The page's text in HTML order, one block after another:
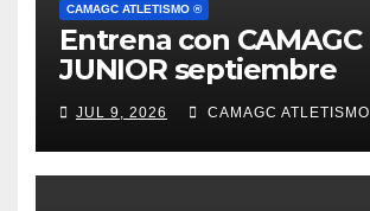
CAMAGC ATLETISMO ®
Entrena con CAMAGC
JUNIOR septiembre
JUL 9, 2026 CAMAGC ATLETISMO